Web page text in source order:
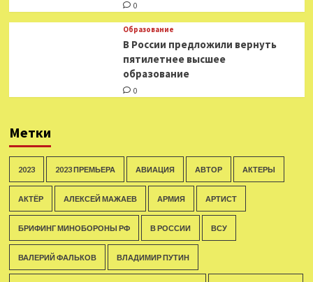
0
Образование
В России предложили вернуть
пятилетнее высшее
образование
0
Метки
2023 2023 ПРЕМЬЕРА АВИАЦИЯ АВТОР АКТЕРЫ
АКТЁР АЛЕКСЕЙ МАЖАЕВ АРМИЯ АРТИСТ
БРИФИНГ МИНОБОРОНЫ РФ В РОССИИ ВСУ
ВАЛЕРИЙ ФАЛЬКОВ ВЛАДИМИР ПУТИН